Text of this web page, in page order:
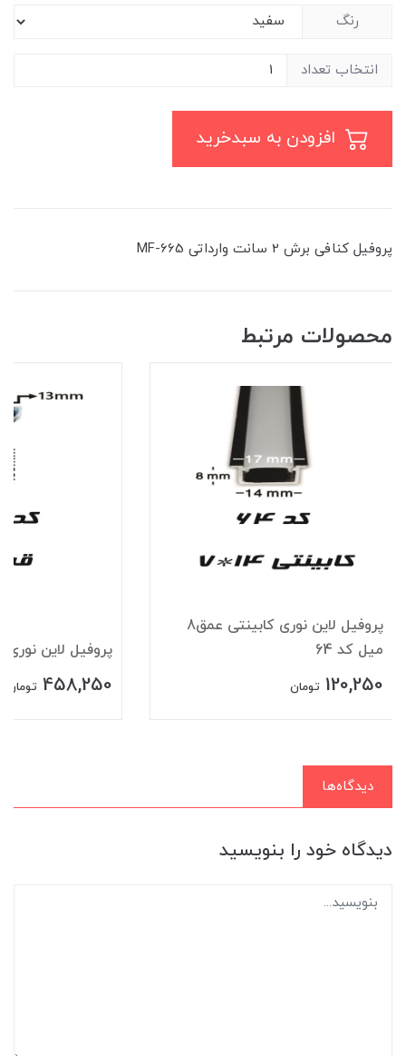
رنگ
انتخاب تعداد
پروفیل کنافی برش 2 سانت وارداتی MF-665
محصولات مرتبط
پروفیل لاین نوری کابینتی عمق8
میل کد 64
120,250 تومان
پروفیل لاین نوری
458,250 تومان
دیدگاه‌ها
دیدگاه خود را بنویسید